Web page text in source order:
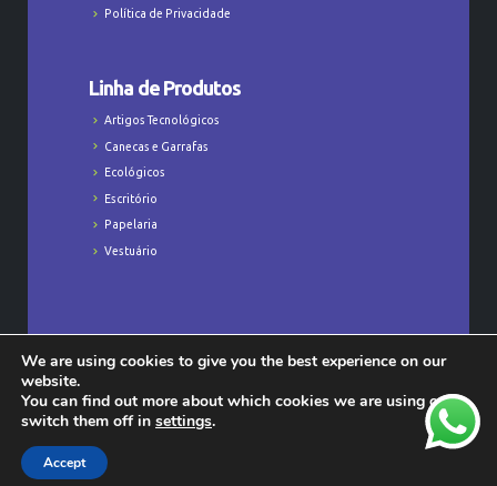
Política de Privacidade
Linha de Produtos
Artigos Tecnológicos
Canecas e Garrafas
Ecológicos
Escritório
Papelaria
Vestuário
Todos os Direitos Reservados © Majú
We are using cookies to give you the best experience on our
website.
You can find out more about which cookies we are using or
switch them off in settings.
Accept